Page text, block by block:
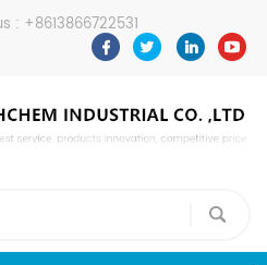
: +8613866722531
:
pweiping@techemi.com